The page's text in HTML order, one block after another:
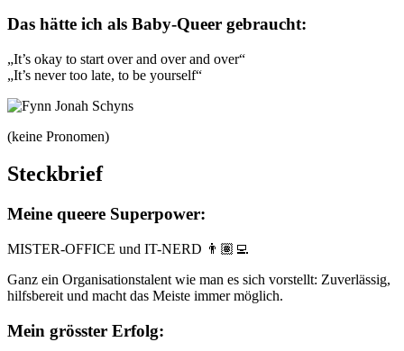
Das hätte ich als Baby-Queer gebraucht:
„It’s okay to start over and over and over“
„It’s never too late, to be yourself“
(keine Pronomen)
Steckbrief
Meine queere Superpower:
MISTER-OFFICE und IT-NERD 👨🏽‍💻
Ganz ein Organisationstalent wie man es sich vorstellt: Zuverlässig,
hilfsbereit und macht das Meiste immer möglich.
Mein grösster Erfolg: